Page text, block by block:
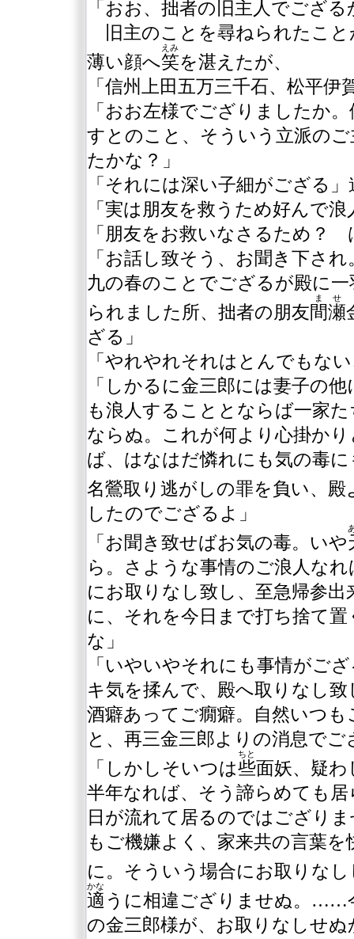
「おお、拙者の旧主人でござる
旧主のことを尋ねられたこと
薄い顔へ笑
えみ
を湛えたが、
「信州上田五万三千石、松平
「おお左様でござりましたか
すとのこと、そういう立派の
たかな？」
「それには深い子細がござる
「実は朋友を救うため好んで
「朋友をお救いなさるため？
「お話し致そう、お聞き下さ
九の春のことでござるが殿に
られました所、拙者の朋友間瀬
ませ
ざる」
「やれやれそれはとんでもな
「しかるに金三郎には妻子の
も浪人することとならば一家
ならぬ。これが何より心掛か
ば、はなはだ憐れにも気の毒
名鶯取り逃がしの罪を負い、殿
したのでござるよ」
「お聞き致せばお気の毒。いや
ら。さような事情のご浪人な
にお取りなし致し、至急帰参
に、それを今日まで打ち捨て
な」
「いやいやそれにも事情がご
キ気を揉んで、殿へ取りなし
酒癖あってご癇癖。自然いつ
と、再三金三郎よりの消息でご
「しかしそいつは些
ちと
面妖、疑
半年なれば、そう諦らめても
日が流れて居るのではござり
もご機嫌よく、家来共の言葉
に。そういう場合にお取りな
適
かな
うに相違ござりませぬ。……
の金三郎様が、お取りなしせ